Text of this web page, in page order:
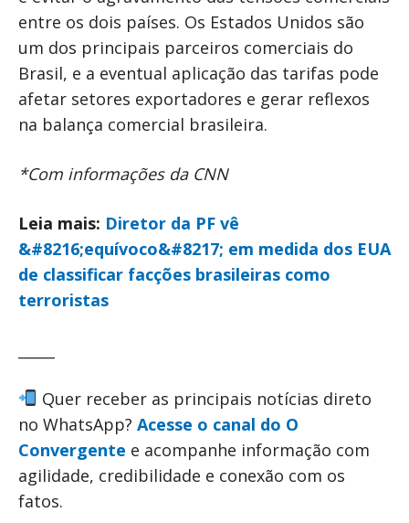
entre os dois países. Os Estados Unidos são
um dos principais parceiros comerciais do
Brasil, e a eventual aplicação das tarifas pode
afetar setores exportadores e gerar reflexos
na balança comercial brasileira.
*Com informações da CNN
Leia mais: Diretor da PF vê
&#8216;equívoco&#8217; em medida dos EUA
de classificar facções brasileiras como
terroristas
Quer receber as principais notícias direto
no WhatsApp? Acesse o canal do O
Convergente e acompanhe informação com
agilidade, credibilidade e conexão com os
fatos.